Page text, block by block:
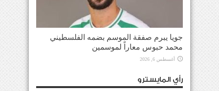
جويا يبرم صفقة الموسم بضمه الفلسطيني
محمد حبوس معاراً لموسمين
أغسطس 6, 2026
رأي المايسترو